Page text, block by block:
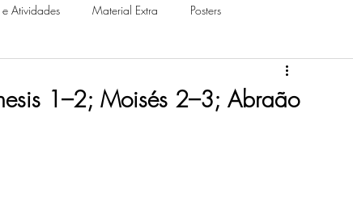
e Atividades Material Extra Posters
1–2; Moisés 2–3; Abraão